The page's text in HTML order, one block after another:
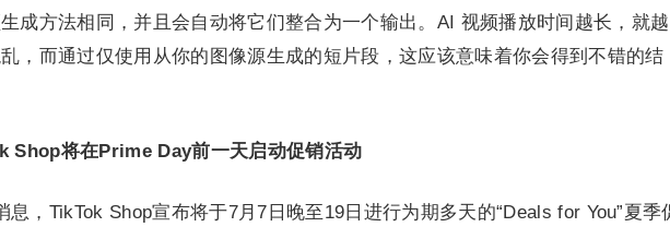
成方法相同，并且会自动将它们整合为一个输出。AI 视频播放时间越长，就越
，而通过仅使用从你的图像源生成的短片段，这应该意味着你会得到不错的结
Shop将在Prime Day前一天启动促销活动
息，TikTok Shop宣布将于7月7日晚至19日进行为期多天的“Deals for You”夏季